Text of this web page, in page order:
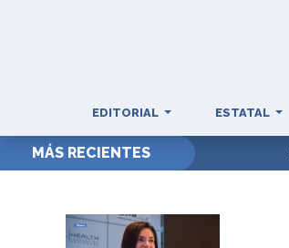
EDITORIAL ESTATAL
MÁS RECIENTES